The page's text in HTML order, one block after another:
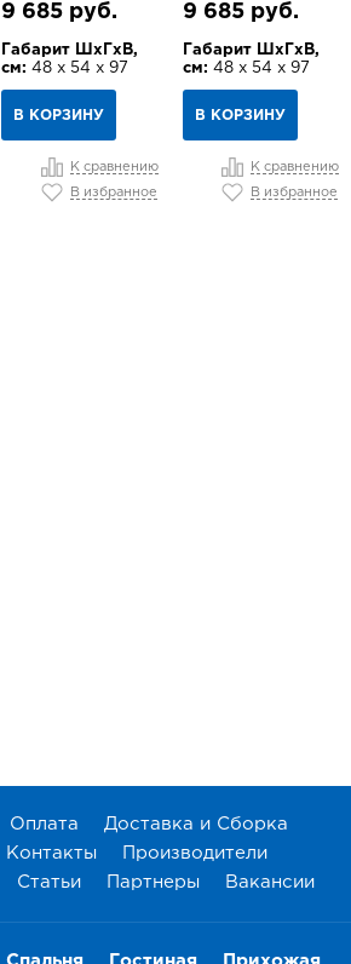
9 685 руб.
Габарит ШхГхВ,
см: 48 х 54 х 97
В КОРЗИНУ
К сравнению
В избранное
9 685 руб.
Габарит ШхГхВ,
см: 48 х 54 х 97
В КОРЗИНУ
К сравнению
В избранное
Оплата
Доставка и Сборка
Контакты
Производители
Статьи Партнеры Вакансии